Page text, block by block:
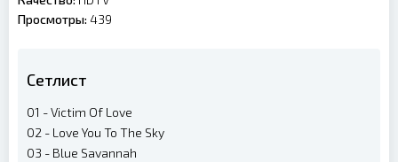
Просмотры: 439
Сетлист
01 - Victim Of Love
02 - Love You To The Sky
03 - Blue Savannah